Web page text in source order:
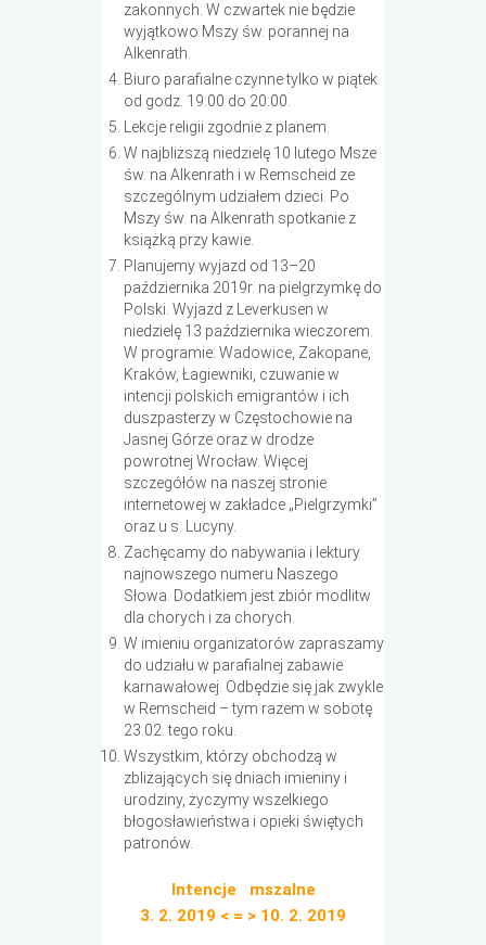
zakonnych. W czwartek nie będzie
wyjątkowo Mszy św. porannej na
Alkenrath.
Biuro parafialne czynne tylko w piątek
od godz. 19:00 do 20:00.
Lekcje religii zgodnie z planem.
W najbliższą niedzielę 10 lutego Msze
św. na Alkenrath i w Remscheid ze
szczególnym udziałem dzieci. Po
Mszy św. na Alkenrath spotkanie z
książką przy kawie.
Planujemy wyjazd od 13–20
października 2019r. na pielgrzymkę do
Polski. Wyjazd z Leverkusen w
niedzielę 13 października wieczorem.
W programie: Wadowice, Zakopane,
Kraków, Łagiewniki, czuwanie w
intencji polskich emigrantów i ich
duszpasterzy w Częstochowie na
Jasnej Górze oraz w drodze
powrotnej Wrocław. Więcej
szczegółów na naszej stronie
internetowej w zakładce „Pielgrzymki”
oraz u s. Lucyny.
Zachęcamy do nabywania i lektury
najnowszego numeru Naszego
Słowa. Dodatkiem jest zbiór modlitw
dla chorych i za chorych.
W imieniu organizatorów zapraszamy
do udziału w parafialnej zabawie
karnawałowej. Odbędzie się jak zwykle
w Remscheid – tym razem w sobotę
23.02. tego roku.
Wszystkim, którzy obchodzą w
zbliżających się dniach imieniny i
urodziny, życzymy wszelkiego
błogosławieństwa i opieki świętych
patronów.
Intencje mszalne
3. 2. 2019 < = > 10. 2. 2019